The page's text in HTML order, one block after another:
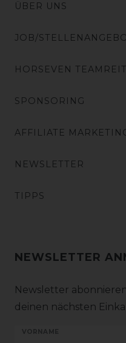
ÜBER UNS
JOB/
HORSEVEN
SPONSORING
AFFILIATE
NEWSLETTER
TIPPS
NEWSLETTER
Newsletter
deinen nächsten
VORNAME